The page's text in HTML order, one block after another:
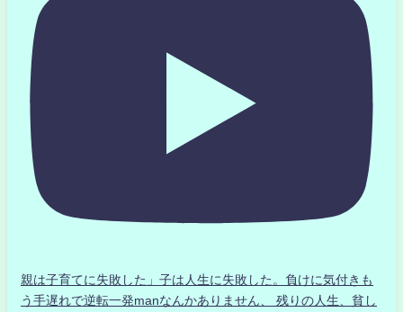
親は子育てに失敗した」子は人生に失敗した。負けに気付きも
う手遅れで逆転一発manなんかありません、 残りの人生、貧し